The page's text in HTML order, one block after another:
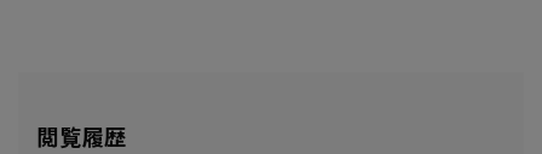
閲覧履歴